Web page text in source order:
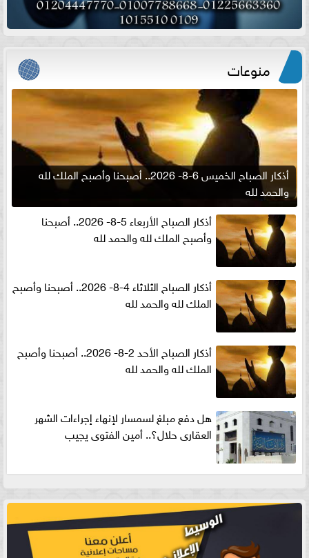
منوعات
أذكار الصباح الخميس 6-8- 2026.. أصبحنا وأصبح الملك لله
والحمد لله
أذكار الصباح الأربعاء 5-8- 2026.. أصبحنا
وأصبح الملك لله والحمد لله
أذكار الصباح الثلاثاء 4-8- 2026.. أصبحنا وأصبح
الملك لله والحمد لله
أذكار الصباح الأحد 2-8- 2026.. أصبحنا وأصبح
الملك لله والحمد لله
هل دفع مبلغ لسمسار لإنهاء إجراءات الشهر
العقارى حلال؟.. أمين الفتوى يجيب